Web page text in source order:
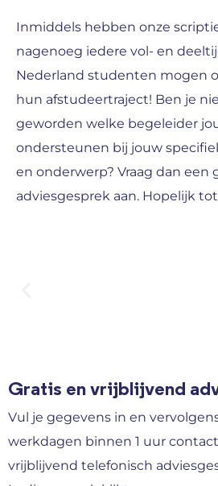
Inmiddels hebben onze
nagenoeg iedere vol- en
Nederland studenten mogen
hun afstudeertraject! Ben je
geworden welke begeleider
ondersteunen bij jouw
en onderwerp? Vraag dan een
adviesgesprek aan. Hopelijk
Gratis en vrijblijvend
Vul je gegevens in en
werkdagen binnen 1 uur
vrijblijvend telefonisch